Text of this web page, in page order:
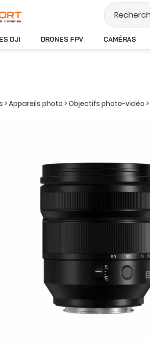
Stock en temps réel
DJI DRONES FPV CAMÉRAS
>Appareils photo >Objectifs photo-vidéo >